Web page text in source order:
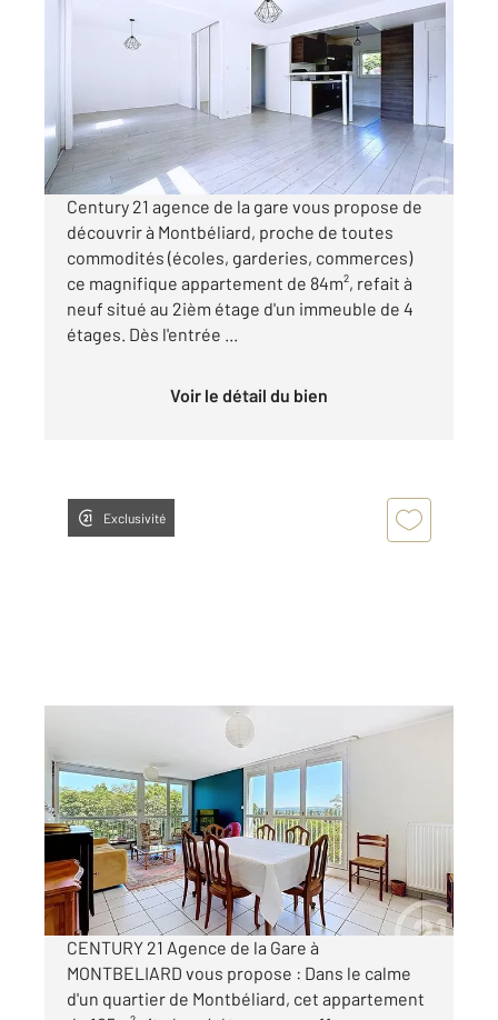
, 5 pièces
Ref : 30618
Appartement F5 à vendre
54 000 €
Visiter le site dédié
Century 21 agence de la gare vous propose de
découvrir à Montbéliard, proche de toutes
commodités (écoles, garderies, commerces)
ce magnifique appartement de 84m², refait à
neuf situé au 2ièm étage d'un immeuble de 4
étages. Dès l'entrée ...
Voir le détail du bien
Exclusivité
Ref : 30761
Appartement F6 à vendre
89 000 €
Visiter le site dédié
CENTURY 21 Agence de la Gare à
MONTBELIARD vous propose : Dans le calme
d'un quartier de Montbéliard, cet appartement